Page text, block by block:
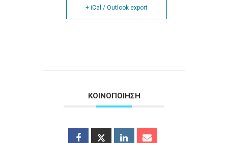
+ iCal / Outlook export
ΚΟΙΝΟΠΟΙΗΣΗ